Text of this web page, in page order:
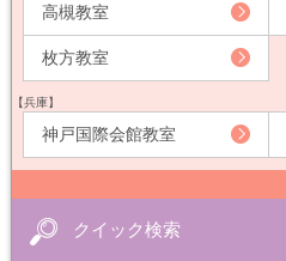
高槻教室
枚方教室
【兵庫】
神戸国際会館教室
クイック検索